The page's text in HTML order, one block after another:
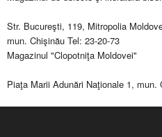
Str. Bucureşti, 119, Mitropolia
mun. Chişinău Tel: 23-20-73
Magazinul "Clopotniţa Moldovei"
Piaţa Marii Adunări Naţionale 1, mun.